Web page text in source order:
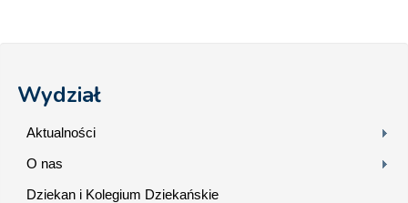
Wydział
Aktualności
O nas
Dziekan i Kolegium Dziekańskie